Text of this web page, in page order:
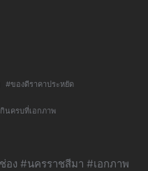
#ของดีราคาประหยัด
นครบที่เอกภาพ
อง #นครราชสีมา #เอกภาพ